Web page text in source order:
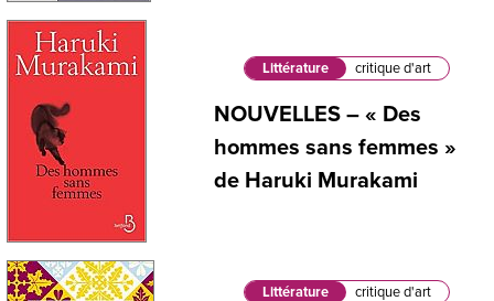
Littérature critique d'art
NOUVELLES – « Des
hommes sans femmes »
de Haruki Murakami
Littérature critique d'art